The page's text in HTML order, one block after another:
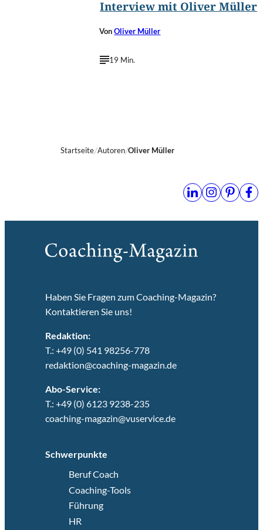
Interview mit Oliver Müller
VonOliver Müller
19 Min.
Startseite Autoren Oliver Müller
Haben Sie Fragen zum Coaching-Magazin?
Kontaktieren Sie uns!
Redaktion:
T.: +49 (0) 541 98256-778
redaktion@coaching-magazin.de
Abo-Service:
T.: +49 (0) 6123 9238-235
coaching-magazin@vuservice.de
Schwerpunkte
Beruf Coach
Coaching-Tools
Führung
HR